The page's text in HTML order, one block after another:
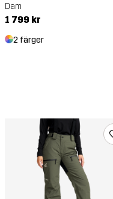
Dam
1 799 kr
2 färger